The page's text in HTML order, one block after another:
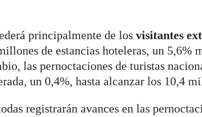
principalmente de losvisitantes
de estancias hoteleras, un 5,6%
las pernoctaciones de turistas
un 0,4%, hasta alcanzar los 10,4
registrarán avances en las